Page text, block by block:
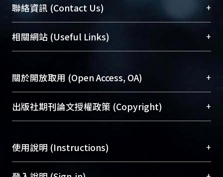
臺大位居世界頂尖大學之列，為永久珍藏及向國際
展現本校豐碩的研究成果及學術能量，圖書館整合
機構典藏（NTUR）與學術庫（AH）不同功能平
台，成為臺大學術典藏NTU scholars。期能整合研
成果。
To permanently archive and promote researcher
profiles and scholarly works, Library integrates the
services of “NTU Repository” with “Academic
聯絡資訊 (Contact Us) +
總館學科館員(Main Library)
醫學圖書館學科館員(Medical Library)
Sciences Library)
相關網站 (Useful Links) +
關於開放取用 (Open Access, OA) +
開放取用是從使用者角度提升資訊取用性的社會運
動，應用在學術研究上是透過將研究著作公開供使
用逐年攀升。同時可加速研究發展、提升研究影響
Archive）平台。 （點選深入了解OA）
出版社期刊論文授權政策 (Copyright) +
含部分內容的版權非匯入者所有，或由第三方贊
助與合作完成，請確認該版權所有者及第三方同
意提供此授權。
使用說明 (Instructions) +